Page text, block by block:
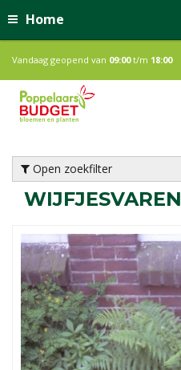
Home
Vandaag geopend van 09:00t/m 18:00
Open zoekfilter
WIJFJESVAREN